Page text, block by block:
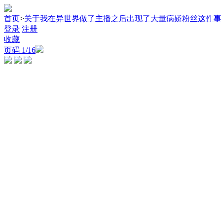
首页>关于我在异世界做了主播之后出现了大量病娇粉丝这件事
登录 注册
收藏
页码 1/16